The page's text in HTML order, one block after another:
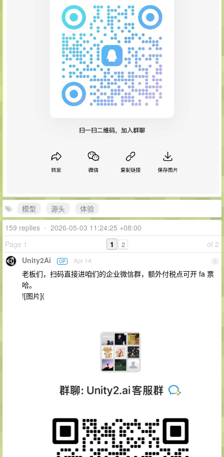
模型 源头
体验
159 replies • 2026-05-03 11:24:25 +08:00
Page 1
of 2
1 2
1
Unity2Ai OP Apr 14
老板们，扫码直接进咱们的企业微信群，额外付税点可开 fa 票
哈。
![图片](